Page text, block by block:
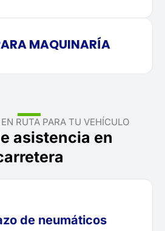
MAQUINARÍA
RUTA PARA TU VEHÍCULO
asistencia en
de neumáticos